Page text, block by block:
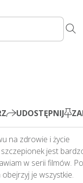
UDOSTĘPNIJ
na zdrowie i życie
jest
w serii filmów.
je wszystkie.